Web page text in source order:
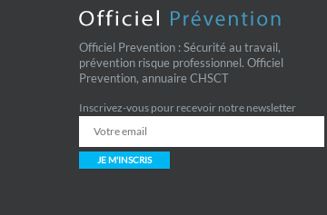
Officiel Prevention : Sécurité au travail,
prévention risque professionnel. Officiel
Prevention, annuaire CHSCT
Inscrivez-vous pour recevoir notre newsletter
JE M'INSCRIS